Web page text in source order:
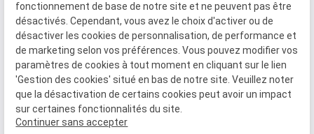
Plan du
site
Mentions
légales
Politique de
confidentialité
fonctionnement de base de notre site et ne peuvent pas être
désactivés. Cependant, vous avez le choix d'activer ou de
désactiver les cookies de personnalisation, de performance et
de marketing selon vos préférences. Vous pouvez modifier vos
paramètres de cookies à tout moment en cliquant sur le lien
'Gestion des cookies' situé en bas de notre site. Veuillez noter
que la désactivation de certains cookies peut avoir un impact
sur certaines fonctionnalités du site.
Continuer sans accepter